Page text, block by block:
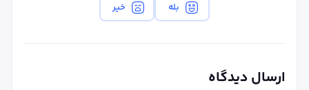
بله خیر
ارسال دیدگاه